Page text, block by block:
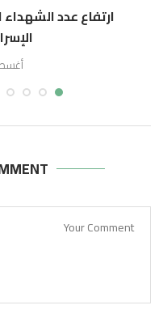
ارتفاع عدد
أغسطس